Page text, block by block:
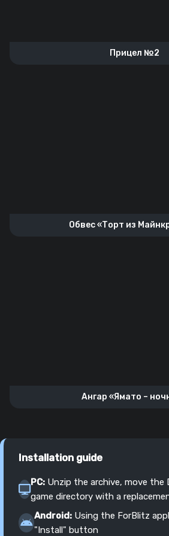
Прицел №2
Обвес «Торт из
Ангар «Ямато –
Installation guide
PC: Unzip the archive, move
game directory with a
Android: Using the ForBlitz
"Install" button